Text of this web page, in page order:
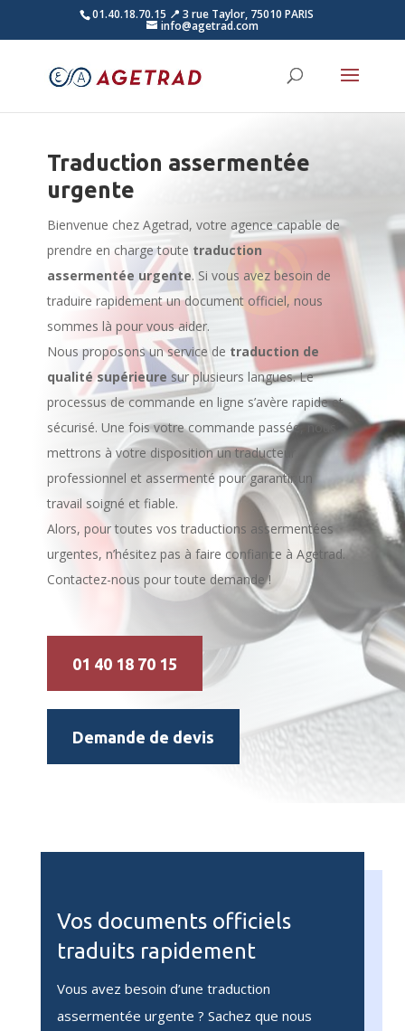
01.40.18.70.15 📍 3 rue Taylor, 75010 PARIS
info@agetrad.com
Traduction assermentée
urgente
Bienvenue chez Agetrad, votre agence capable de
prendre en charge toute traduction
assermentée urgente. Si vous avez besoin de
traduire rapidement un document officiel, nous
sommes là pour vous aider.
Nous proposons un service de traduction de
qualité supérieure sur plusieurs langues. Le
processus de commande en ligne s’avère rapide et
sécurisé. Une fois votre commande passée, nous
mettrons à votre disposition un traducteur
professionnel et assermenté pour garantir un
travail soigné et fiable.
Alors, pour toutes vos traductions assermentées
urgentes, n’hésitez pas à faire confiance à Agetrad.
Contactez-nous pour toute demande !
01 40 18 70 15
Demande de devis
Vos documents officiels
traduits rapidement
Vous avez besoin d’une traduction
assermentée urgente ? Sachez que nous